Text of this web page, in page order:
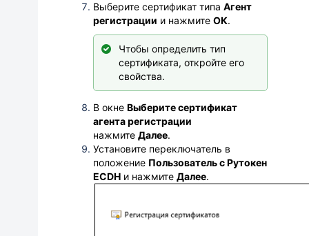
Выберите сертификат типа Агент
регистрации и нажмите ОК.
Чтобы определить тип
сертификата, откройте его
свойства.
В окне Выберите сертификат
агента регистрации
нажмите Далее.
Установите переключатель в
положение Пользователь с Рутокен
ECDH и нажмите Далее.